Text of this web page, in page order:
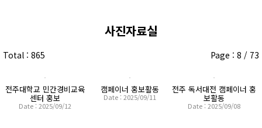
사진자료실
Total : 865 Page : 8 / 73
전주대학교 민간경비교육
센터 홍보
Date : 2025/09/12
캠페이너 홍보활동
Date : 2025/09/11
전주 독서대전 캠페이너 홍
보활동
Date : 2025/09/08